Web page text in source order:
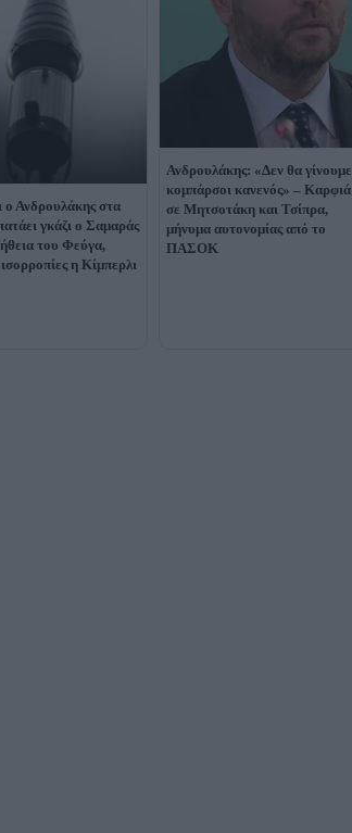
ο Ανδρουλάκης στα
γκάζι ο Σαμαράς
του Φεύγα,
η Κίμπερλι
Ανδρουλάκης: «Δεν θα γίνουμε
κομπάρσοι κανενός» – Καρφιά
σε Μητσοτάκη και Τσίπρα,
μήνυμα αυτονομίας από το
ΠΑΣΟΚ